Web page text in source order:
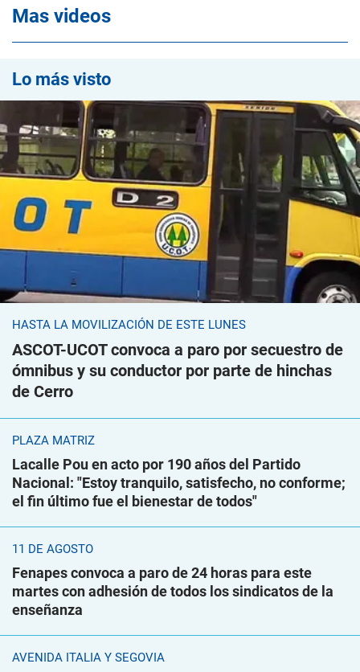
Mas videos
Lo más visto
HASTA LA MOVILIZACIÓN DE ESTE LUNES
ASCOT-UCOT convoca a paro por secuestro de
ómnibus y su conductor por parte de hinchas
de Cerro
PLAZA MATRIZ
Lacalle Pou en acto por 190 años del Partido
Nacional: "Estoy tranquilo, satisfecho, no conforme;
el fin último fue el bienestar de todos"
11 DE AGOSTO
Fenapes convoca a paro de 24 horas para este
martes con adhesión de todos los sindicatos de la
enseñanza
AVENIDA ITALIA Y SEGOVIA